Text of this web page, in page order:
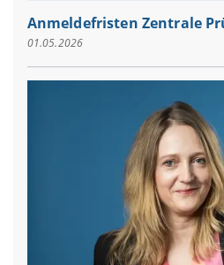
Anmeldefristen Zentrale
01.05.2026